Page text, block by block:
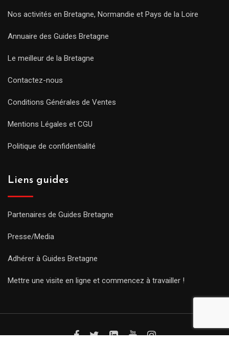
Nos activités en Bretagne, Normandie et Pays de la Loire
Annuaire des Guides Bretagne
Le meilleur de la Bretagne
Contactez-nous
Conditions Générales de Ventes
Mentions Légales et CGU
Politique de confidentialité
Liens guides
Partenaires de Guides Bretagne
Presse/Media
Adhérer à Guides Bretagne
Mettre une visite en ligne et commencez à travailler !